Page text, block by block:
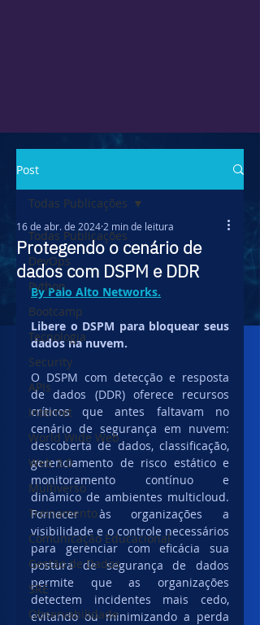
Post
Todas Publicações
DevOps
Python
Bootcamp
Tecnologia
Security
APIs
Internet
World Wide Web
Web 3.0
Multiverso
Treinamento
Comunicação Educacional
Gestão de Dados
SRE
Observabilidade
Todas Publicações
Protegendo o cenário de
dados com DSPM e DDR
16 de abr. de 2024 2 min de leitura
By Palo Alto Networks.
Libere o DSPM para bloquear seus
dados na nuvem.
O DSPM com detecção e resposta
de dados (DDR) oferece recursos
críticos que antes faltavam no
cenário de segurança em nuvem:
descoberta de dados, classificação,
gerenciamento de risco estático e
monitoramento contínuo e
dinâmico de ambientes multicloud.
Fornecer às organizações a
visibilidade e o controle necessários
para gerenciar com eficácia sua
postura de segurança de dados
permite que as organizações
detectem incidentes mais cedo,
evitando ou minimizando a perda